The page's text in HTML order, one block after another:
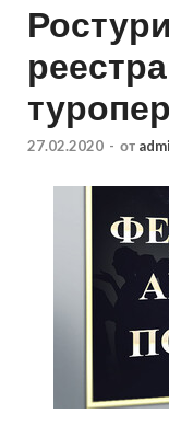
27.02.2020 - от